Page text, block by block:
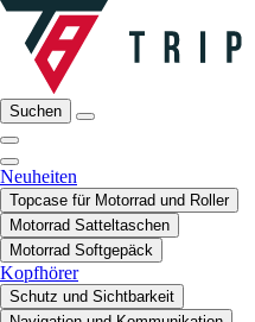
Suchen
Neuheiten
Topcase für Motorrad und Roller
Motorrad Satteltaschen
Motorrad Softgepäck
Kopfhörer
Schutz und Sichtbarkeit